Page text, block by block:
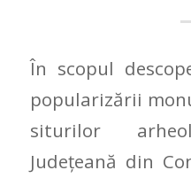
În scopul
popularizării
siturilor
Județeană din